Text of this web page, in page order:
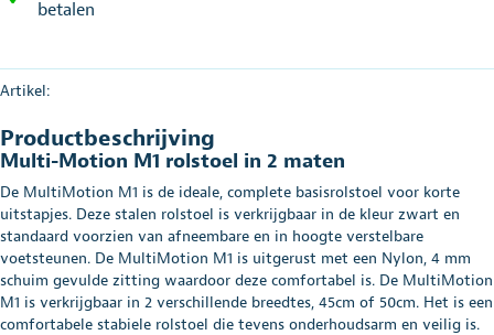
betalen
Artikel:
Productbeschrijving
Multi-Motion M1 rolstoel in 2 maten
De MultiMotion M1 is de ideale, complete basisrolstoel voor korte
uitstapjes. Deze stalen rolstoel is verkrijgbaar in de kleur zwart en
standaard voorzien van afneembare en in hoogte verstelbare
voetsteunen. De MultiMotion M1 is uitgerust met een Nylon, 4 mm
schuim gevulde zitting waardoor deze comfortabel is. De MultiMotion
M1 is verkrijgbaar in 2 verschillende breedtes, 45cm of 50cm. Het is een
comfortabele stabiele rolstoel die tevens onderhoudsarm en veilig is.